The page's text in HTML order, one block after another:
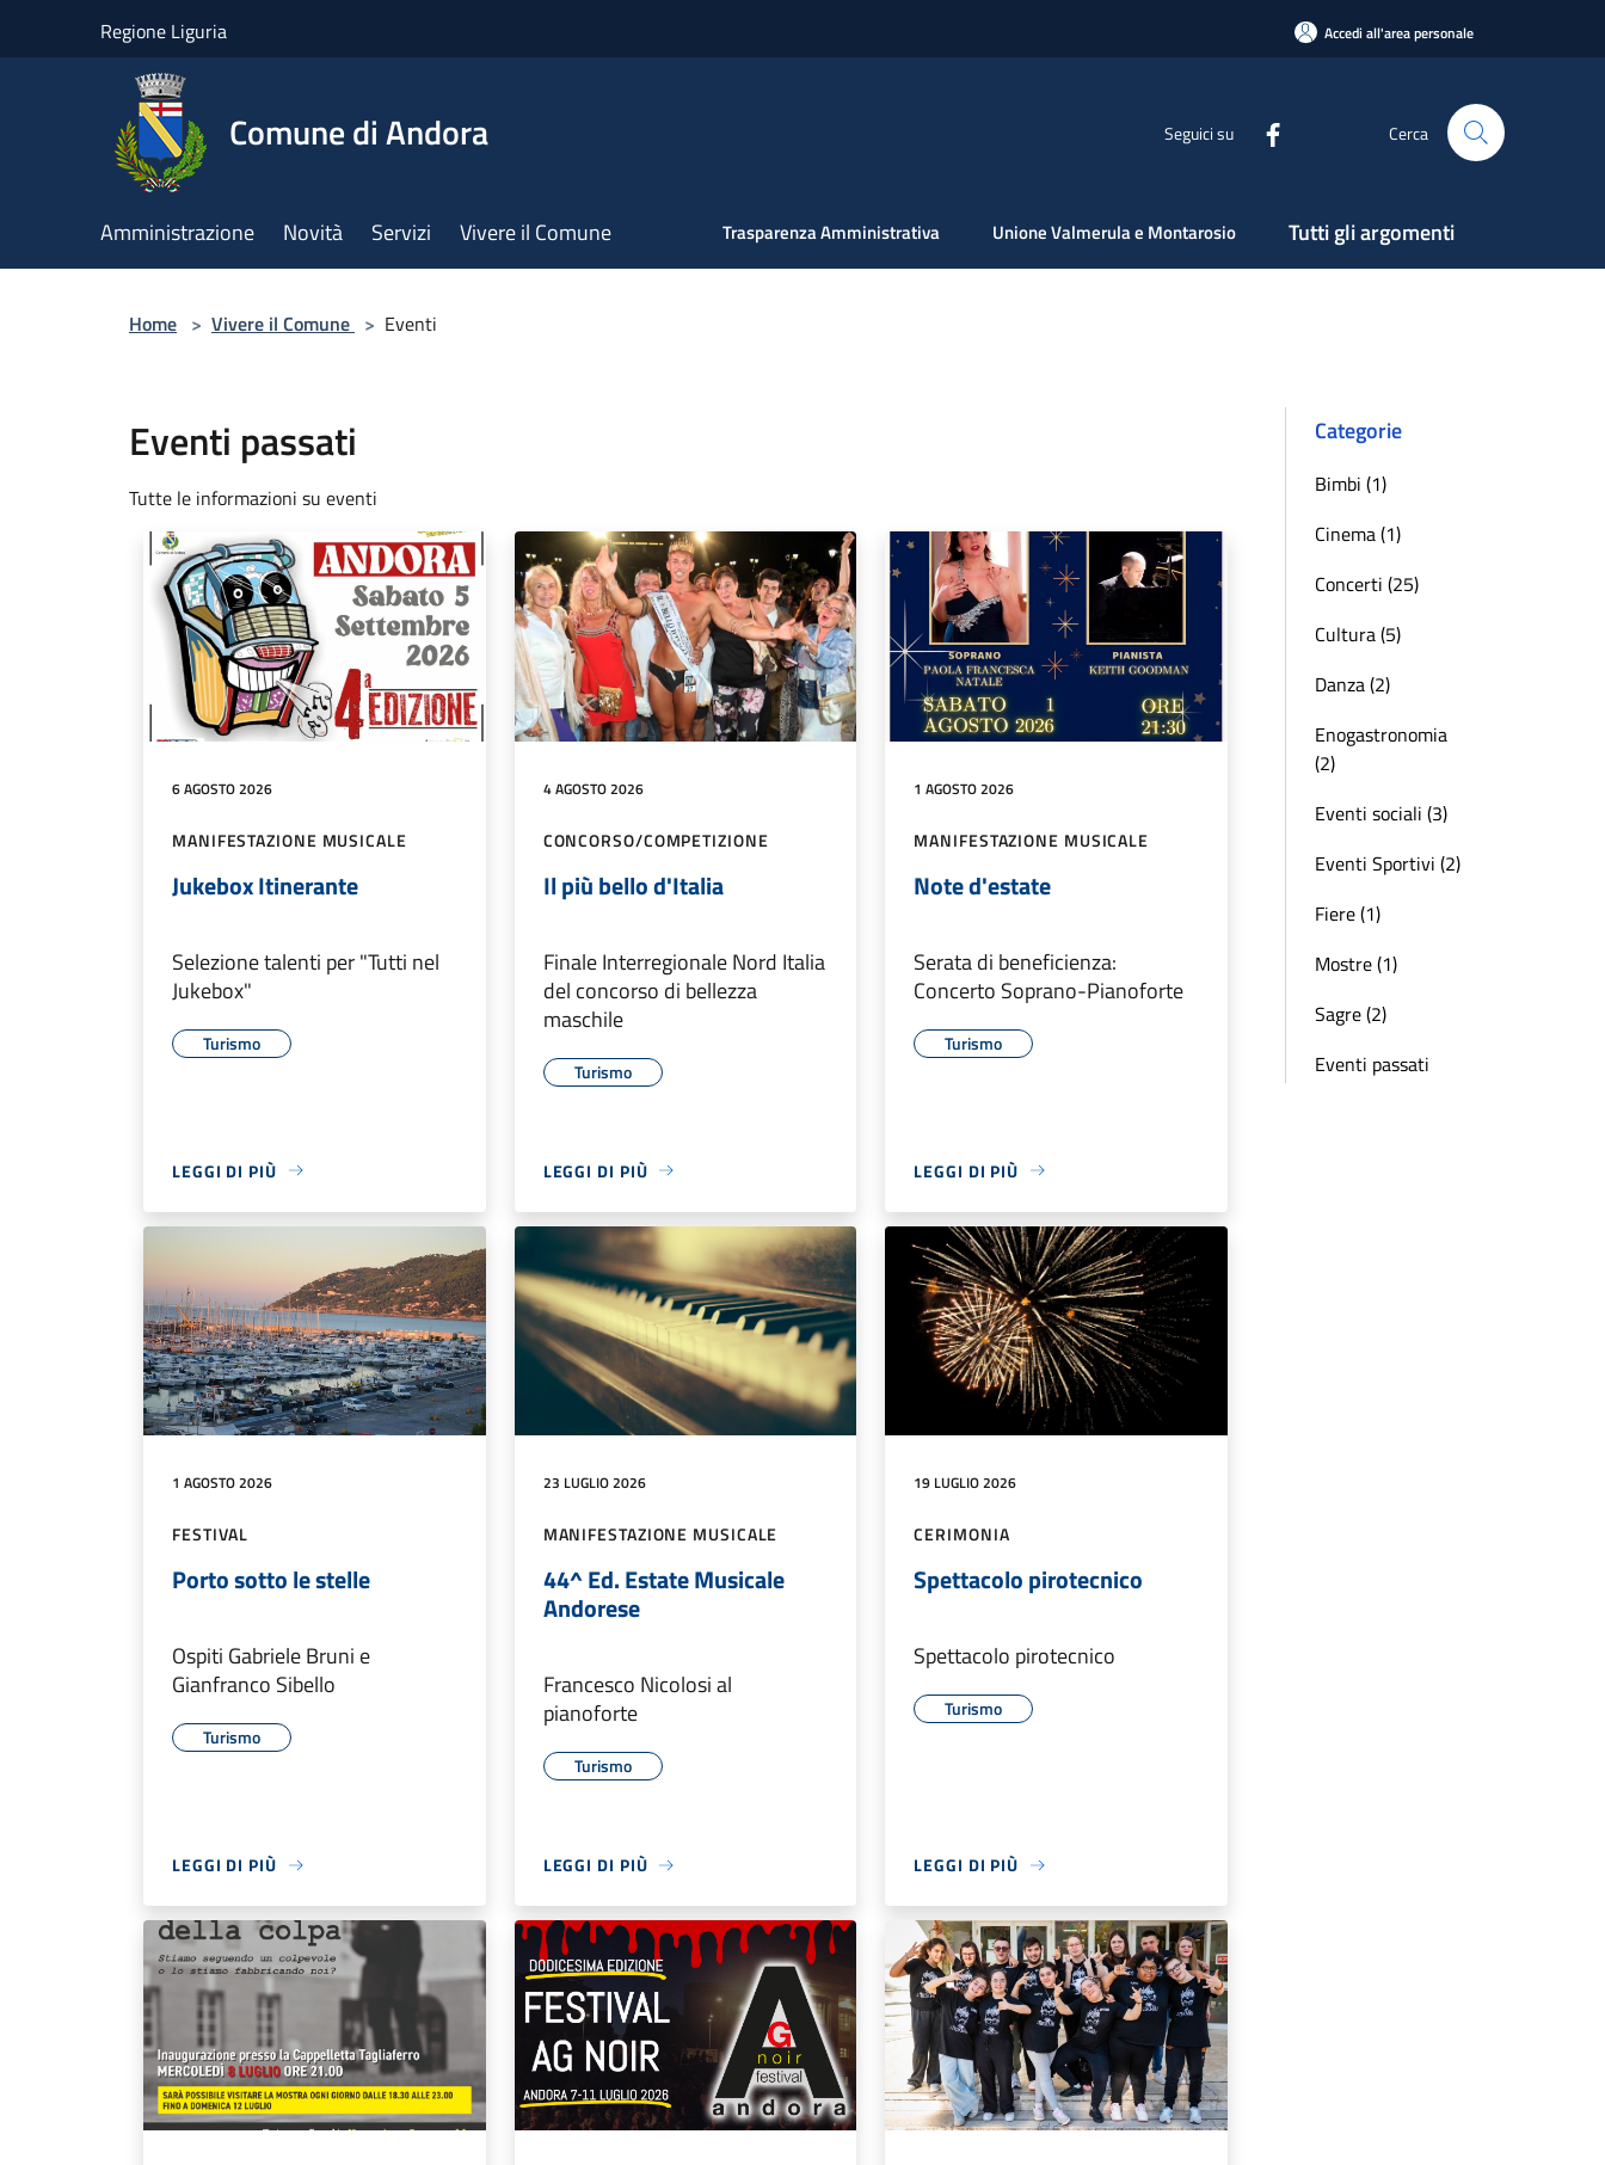
Regione Liguria Accedi all'area personale
Comune di Andora Seguici su Cerca
Amministrazione Novità Servizi Vivere il Comune Trasparenza Amministrativa Unione Valmerula e Montarosio Tutti gli argomenti
Home > Vivere il Comune > Eventi
Eventi passati
Tutte le informazioni su eventi
6 AGOSTO 2026
MANIFESTAZIONE MUSICALE
Jukebox Itinerante
Selezione talenti per "Tutti nel
Jukebox"
Turismo
LEGGI DI PIÙ
4 AGOSTO 2026
CONCORSO/COMPETIZIONE
Il più bello d'Italia
Finale Interregionale Nord Italia
del concorso di bellezza
maschile
Turismo
LEGGI DI PIÙ
1 AGOSTO 2026
MANIFESTAZIONE MUSICALE
Note d'estate
Serata di beneficienza:
Concerto Soprano-Pianoforte
Turismo
LEGGI DI PIÙ
1 AGOSTO 2026
FESTIVAL
Porto sotto le stelle
Ospiti Gabriele Bruni e
Gianfranco Sibello
Turismo
LEGGI DI PIÙ
23 LUGLIO 2026
MANIFESTAZIONE MUSICALE
44^ Ed. Estate Musicale
Andorese
Francesco Nicolosi al
pianoforte
Turismo
LEGGI DI PIÙ
19 LUGLIO 2026
CERIMONIA
Spettacolo pirotecnico
Spettacolo pirotecnico
Turismo
LEGGI DI PIÙ
Categorie
Bimbi (1)
Cinema (1)
Concerti (25)
Cultura (5)
Danza (2)
Enogastronomia
(2)
Eventi sociali (3)
Eventi Sportivi (2)
Fiere (1)
Mostre (1)
Sagre (2)
Eventi passati